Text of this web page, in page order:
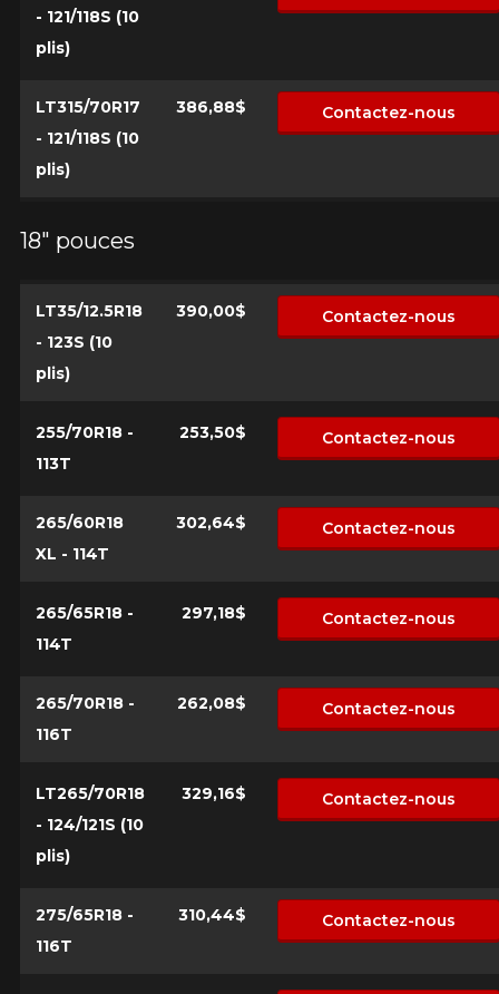
- 121/118S (10
plis)
LT315/70R17
- 121/118S (10
plis)
386,88$ Contactez-nous
18" pouces
LT35/12.5R18
- 123S (10
plis)
390,00$ Contactez-nous
255/70R18 -
113T
253,50$ Contactez-nous
265/60R18
XL - 114T
302,64$ Contactez-nous
265/65R18 -
114T
297,18$ Contactez-nous
265/70R18 -
116T
262,08$ Contactez-nous
LT265/70R18
- 124/121S (10
plis)
329,16$ Contactez-nous
275/65R18 -
116T
310,44$ Contactez-nous